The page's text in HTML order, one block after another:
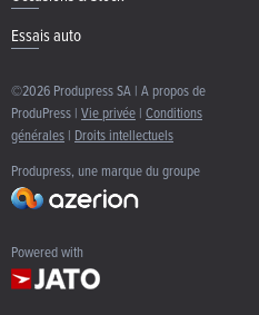
Essais auto
©2026 Produpress SA | A propos de
ProduPress | Vie privée | Conditions
générales | Droits intellectuels
Produpress, une marque du groupe
Powered with